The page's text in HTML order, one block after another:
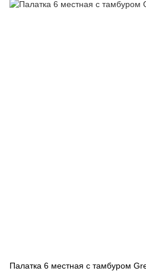
Палатка 6 местная с тамбуром